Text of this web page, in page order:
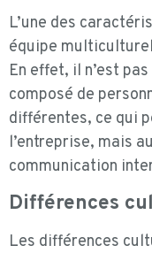
L’une des
équipe
En effet, il n’est
composé de
différentes, ce qui
l’entreprise, mais
communication
Différences
Les différences